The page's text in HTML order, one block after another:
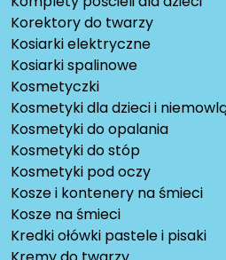
Korektory do twarzy
Kosiarki elektryczne
Kosiarki spalinowe
Kosmetyczki
Kosmetyki dla dzieci i
Kosmetyki do opalania
Kosmetyki do stóp
Kosmetyki pod oczy
Kosze i kontenery na śmieci
Kosze na śmieci
Kredki ołówki pastele i pisaki